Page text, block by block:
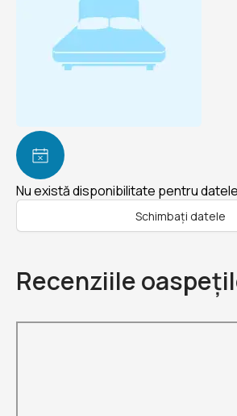
Nu există disponibilitate pentru
Schimbați datele
Recenziile